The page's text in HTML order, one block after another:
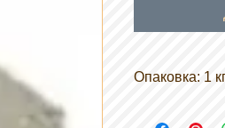
Опаковка: 1